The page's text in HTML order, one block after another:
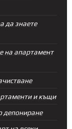
да знаете
на апартамент
и къщи
депониране